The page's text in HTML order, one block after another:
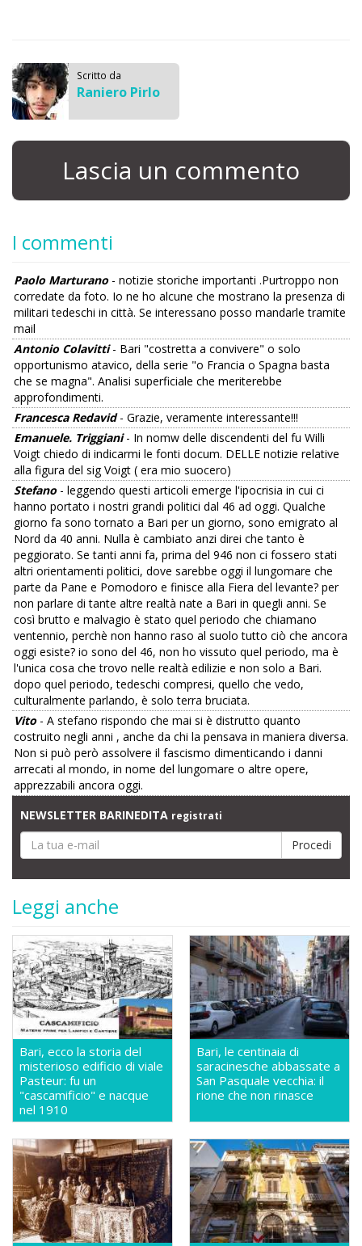
Scritto da
Raniero Pirlo
Lascia un commento
I commenti
Paolo Marturano- notizie storiche importanti .Purtroppo non
corredate da foto. Io ne ho alcune che mostrano la presenza di
militari tedeschi in città. Se interessano posso mandarle tramite
mail
Antonio Colavitti- Bari "costretta a convivere" o solo
opportunismo atavico, della serie "o Francia o Spagna basta
che se magna". Analisi superficiale che meriterebbe
approfondimenti.
Francesca Redavid- Grazie, veramente interessante!!!
Emanuele. Triggiani- In nomw delle discendenti del fu Willi
Voigt chiedo di indicarmi le fonti docum. DELLE notizie relative
alla figura del sig Voigt ( era mio suocero)
Stefano- leggendo questi articoli emerge l'ipocrisia in cui ci
hanno portato i nostri grandi politici dal 46 ad oggi. Qualche
giorno fa sono tornato a Bari per un giorno, sono emigrato al
Nord da 40 anni. Nulla è cambiato anzi direi che tanto è
peggiorato. Se tanti anni fa, prima del 946 non ci fossero stati
altri orientamenti politici, dove sarebbe oggi il lungomare che
parte da Pane e Pomodoro e finisce alla Fiera del levante? per
non parlare di tante altre realtà nate a Bari in quegli anni. Se
così brutto e malvagio è stato quel periodo che chiamano
ventennio, perchè non hanno raso al suolo tutto ciò che ancora
oggi esiste? io sono del 46, non ho vissuto quel periodo, ma è
l'unica cosa che trovo nelle realtà edilizie e non solo a Bari.
dopo quel periodo, tedeschi compresi, quello che vedo,
culturalmente parlando, è solo terra bruciata.
Vito - A stefano rispondo che mai si è distrutto quanto
costruito negli anni , anche da chi la pensava in maniera diversa.
Non si può però assolvere il fascismo dimenticando i danni
arrecati al mondo, in nome del lungomare o altre opere,
apprezzabili ancora oggi.
NEWSLETTER BARINEDITA registrati
Leggi anche
Bari, ecco la storia del
misterioso edificio di viale
Pasteur: fu un
"cascamificio" e nacque
nel 1910
Bari, le centinaia di
saracinesche abbassate a
San Pasquale vecchia: il
rione che non rinasce